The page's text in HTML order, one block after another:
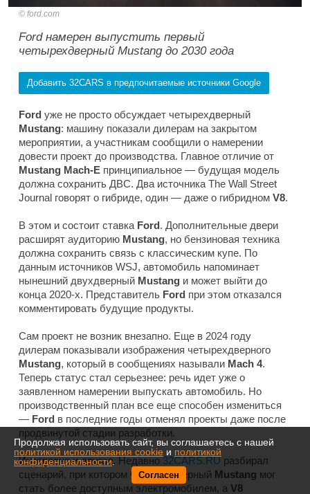
ford.com
Ford намерен выпустить первый
четырехдверный Mustang до 2030 года
Добавить 32CARS в предпочитаемые источники Google
Ford уже не просто обсуждает четырехдверный
Mustang: машину показали дилерам на закрытом
мероприятии, а участникам сообщили о намерении
довести проект до производства. Главное отличие от
Mustang Mach-E принципиальное — будущая модель
должна сохранить ДВС. Два источника The Wall Street
Journal говорят о гибриде, один — даже о гибридном V8.
В этом и состоит ставка Ford. Дополнительные двери
расширят аудиторию Mustang, но бензиновая техника
должна сохранить связь с классическим купе. По
данным источников WSJ, автомобиль напоминает
нынешний двухдверный Mustang и может выйти до
конца 2020-х. Представитель Ford при этом отказался
комментировать будущие продукты.
Сам проект не возник внезапно. Еще в 2024 году
дилерам показывали изображения четырехдверного
Mustang, который в сообщениях называли Mach 4.
Теперь статус стал серьезнее: речь идет уже о
заявленном намерении выпускать автомобиль. Но
производственный план все еще способен измениться
— Ford в последние годы отменял проекты даже после
продвинутой стадии разработки.
Интересно и другое. Недавно32CARS.RUразбирал
сценарий, при котором четырехдверный Mustang мог
стать более доступным электромобилем, а V8
Продолжая использовать сайт, вы соглашаетесь с нашей
политикой использования cookie и политикой
конфиденциальности.
Согласен